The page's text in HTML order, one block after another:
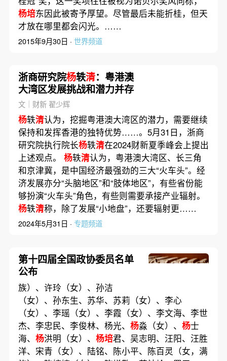
杨培东因此被寄予厚望。尽管最后未能折桂，但天
才放在哪里都会闪光。……
2015年9月30日 · 世界频道
浙商研究院杨轶清：粤港澳
大湾区发展挑战和潜力并存
文｜财新 翟少辉
杨轶清认为，挖掘粤港澳大湾区的潜力，需要继续
保持和发挥香港的独特优势……。5月31日，浙商
研究院执行院长杨轶清在2024财新夏季峰会上提出
上述观点。 杨轶清认为，粤港澳大湾区、长三角
和京津冀，是中国经济最强劲的三大“火车头”。经
济发展亦分“头脑地区”和“肢体地区”，有些省份能
够扮演“火车头”角色，有些则需要承接产业辐射。
杨轶清称，除了发展“小地盘”，还要辐射更……
2024年5月31日 · 专题频道
第十四届全国政协委员名单
公布
族）、许玲（女）、孙洁
（女）、孙东生、苏华、苏莉（女）、李心
（女）、李瑶（女）、李霞（女）、李文海、李世
杰、李忠民、李俊林、杨光、 杨淼（女）、 杨士
海、 杨洪明（女）、 杨培君、吴志明、汪阳、汪胜
洋、宋青（女）、陆铭、陈小平、陈百灵（女，满